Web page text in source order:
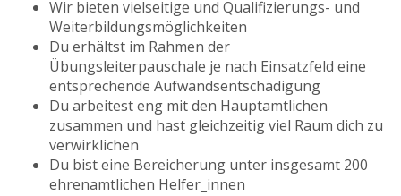
Wir bieten vielseitige und Qualifizierungs- und
Weiterbildungsmöglichkeiten
Du erhältst im Rahmen der
Übungsleiterpauschale je nach Einsatzfeld eine
entsprechende Aufwandsentschädigung
Du arbeitest eng mit den Hauptamtlichen
zusammen und hast gleichzeitig viel Raum dich zu
verwirklichen
Du bist eine Bereicherung unter insgesamt 200
ehrenamtlichen Helfer_innen